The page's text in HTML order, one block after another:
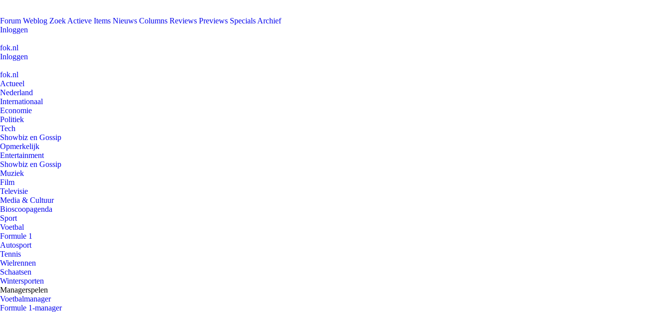
Forum Weblog Zoek Actieve Items Nieuws Columns Reviews Previews Specials Archief
Inloggen
fok.nl
Inloggen
fok.nl
Actueel
Nederland
Internationaal
Economie
Politiek
Tech
Showbiz en Gossip
Opmerkelijk
Entertainment
Showbiz en Gossip
Muziek
Film
Televisie
Media & Cultuur
Bioscoopagenda
Sport
Voetbal
Formule 1
Autosport
Tennis
Wielrennen
Schaatsen
Wintersporten
Managerspelen
Voetbalmanager
Formule 1-manager